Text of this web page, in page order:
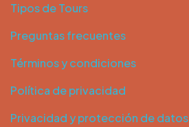
Tipos de Tours
Preguntas frecuentes
Términos y condiciones
Política de privacidad
Privacidad y protección de datos